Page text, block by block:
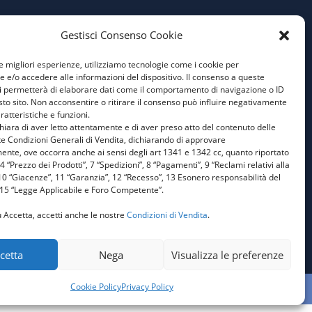
Gestisci Consenso Cookie
migliori esperienze, utilizziamo tecnologie come i cookie per
e/o accedere alle informazioni del dispositivo. Il consenso a queste
permetterà di elaborare dati come il comportamento di navigazione o ID
sito. Non acconsentire o ritirare il consenso può influire negativamente
e funzioni.
di aver letto attentamente e di aver preso atto del contenuto delle
Condizioni Generali di Vendita, dichiarando di approvare
ove occorra anche ai sensi degli art 1341 e 1342 cc, quanto riportato
“Prezzo dei Prodotti”, 7 “Spedizioni”, 8 “Pagamenti”, 9 “Reclami relativi alla
“Giacenze”, 11 “Garanzia”, 12 “Recesso”, 13 Esonero responsabilità del
“Legge Applicabile e Foro Competente”.
Accetta, accetti anche le nostre Condizioni di Vendita.
Nega Visualizza le preferenze
Cookie PolicyPrivacy Policy
Privacy Policy
Cookie Policy
Condizioni Generali di
Vendita
Aiuti di Stato 1
Aiuti di Stato 2